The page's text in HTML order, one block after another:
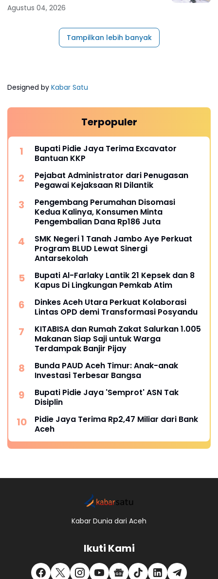
Agustus 04, 2026
Tampilkan lebih banyak
Designed by Kabar Satu
Terpopuler
Bupati Pidie Jaya Terima Excavator
Bantuan KKP
Pejabat Administrator dari Penugasan
Pegawai Kejaksaan RI Dilantik
Pengembang Perumahan Disomasi
Kedua Kalinya, Konsumen Minta
Pengembalian Dana Rp186 Juta
SMK Negeri 1 Tanah Jambo Aye Perkuat
Program BLUD Lewat Sinergi
Antarsekolah
Bupati Al-Farlaky Lantik 21 Kepsek dan 8
Kapus Di Lingkungan Pemkab Atim
Dinkes Aceh Utara Perkuat Kolaborasi
Lintas OPD demi Transformasi Posyandu
KITABISA dan Rumah Zakat Salurkan 1.005
Makanan Siap Saji untuk Warga
Terdampak Banjir Pijay
Bunda PAUD Aceh Timur: Anak-anak
Investasi Terbesar Bangsa
Bupati Pidie Jaya 'Semprot' ASN Tak
Disiplin
Pidie Jaya Terima Rp2,47 Miliar dari Bank
Aceh
Kabar Dunia dari Aceh
Ikuti Kami